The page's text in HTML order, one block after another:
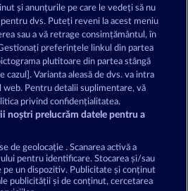
și condiții
de confidențialitate
tehnică Firmă
de Retragere
și anunțurile pe care le vedeți să nu
dvs. Puteți reveni la acest meniu
sau a vă retrage consimțământul, în
preferințele linkul din partea
plutitoare din partea stângă
cazul]. Varianta aleasă de dvs. va intra
web. Pentru detalii suplimentare, vă
privind confidențialitatea.
noștri prelucrăm datele pentru a
de geolocație . Scanarea activă a
pentru identificare. Stocarea și/sau
pe un dispozitiv. Publicitate și conținut
publicității și de conținut, cercetarea